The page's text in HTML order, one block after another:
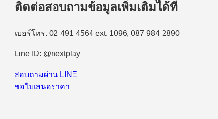
ติดต่อสอบถามข้อมูลเพิ่มเติมได้ที่
เบอร์โทร. 02-491-4564 ext. 1096, 087-984-2890
Line ID: @nextplay
สอบถามผ่าน LINE
ขอใบเสนอราคา